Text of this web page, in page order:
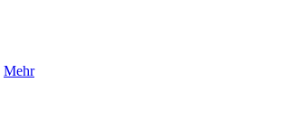
Mehr